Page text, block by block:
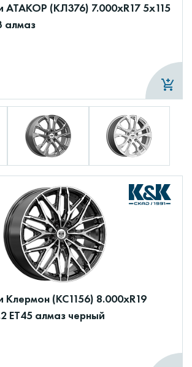
АТАКОР (КЛ376) 7.000xR17 5x115
алмаз
Клермон (КС1156) 8.000xR19
ET45 алмаз черный